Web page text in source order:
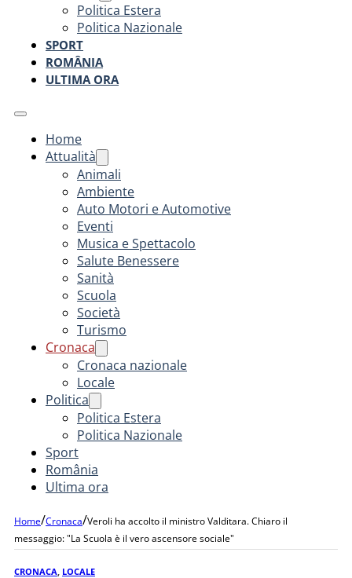
Politica Estera
Politica Nazionale
SPORT
ROMÂNIA
ULTIMA ORA
Home
Attualità
Animali
Ambiente
Auto Motori e Automotive
Eventi
Musica e Spettacolo
Salute Benessere
Sanità
Scuola
Società
Turismo
Cronaca
Cronaca nazionale
Locale
Politica
Politica Estera
Politica Nazionale
Sport
România
Ultima ora
Home/Cronaca/Veroli ha accolto il ministro Valditara. Chiaro il
messaggio: "La Scuola è il vero ascensore sociale"
CRONACA LOCALE